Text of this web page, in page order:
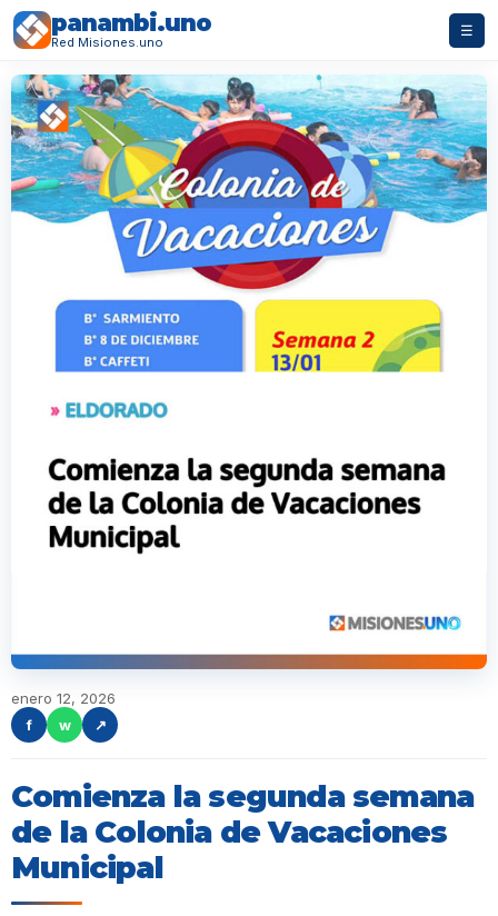
panambi.uno
Red Misiones.uno
☰
enero 12, 2026
f
w ↗
Comienza la segunda semana
de la Colonia de Vacaciones
Municipal